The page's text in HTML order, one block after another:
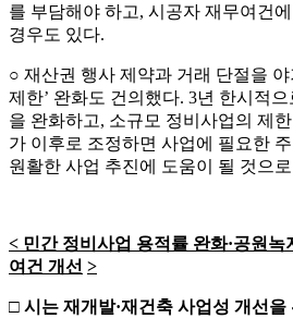
를 부담해야 하고, 시공자 재무여건
경우도 있다.
○ 재산권 행사 제약과 거래 단절을
제한’ 완화도 건의했다. 3년 한시적
을 완화하고, 소규모 정비사업의 제
가 이후로 조정하면 사업에 필요한
원활한 사업 추진에 도움이 될 것으
< 민간 정비사업 용적률 완화·공원녹
여건 개선 >
□ 시는 재개발·재건축 사업성 개선을